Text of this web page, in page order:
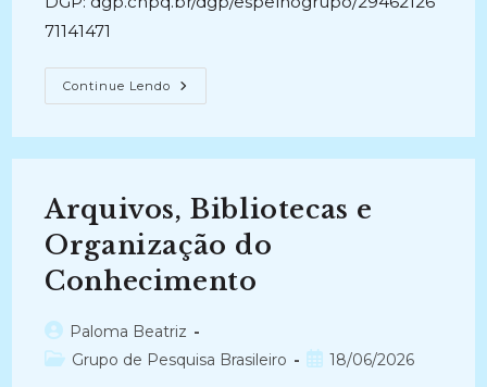
Custódia
71141471
Continue Lendo Gênese
Documental
Arquivos, Bibliotecas e
Organização do
Conhecimento
Autor
do
Paloma Beatriz
Categoria
Grupo de Pesquisa Brasileiro
Post18/06/2026